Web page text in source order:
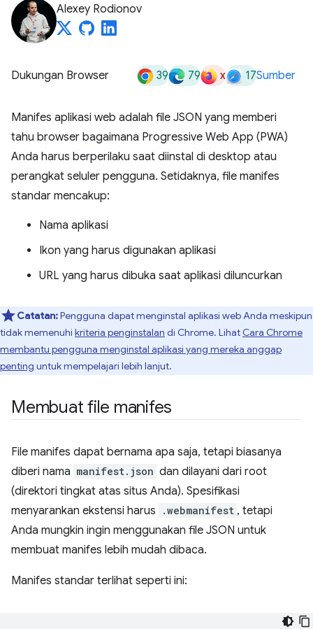
Alexey Rodionov
Dukungan Browser 39 79 x 17Sumber
Manifes aplikasi web adalah file JSON yang memberi
tahu browser bagaimana Progressive Web App (PWA)
Anda harus berperilaku saat diinstal di desktop atau
perangkat seluler pengguna. Setidaknya, file manifes
standar mencakup:
Nama aplikasi
Ikon yang harus digunakan aplikasi
URL yang harus dibuka saat aplikasi diluncurkan
Catatan:Pengguna dapat menginstal aplikasi web Anda meskipun
tidak memenuhi kriteria penginstalan di Chrome. Lihat Cara Chrome
membantu pengguna menginstal aplikasi yang mereka anggap
penting untuk mempelajari lebih lanjut.
Membuat file manifes
File manifes dapat bernama apa saja, tetapi biasanya
diberi nama manifest.json dan dilayani dari root
(direktori tingkat atas situs Anda). Spesifikasi
menyarankan ekstensi harus
.webmanifest , tetapi
Anda mungkin ingin menggunakan file JSON untuk
membuat manifes lebih mudah dibaca.
Manifes standar terlihat seperti ini: